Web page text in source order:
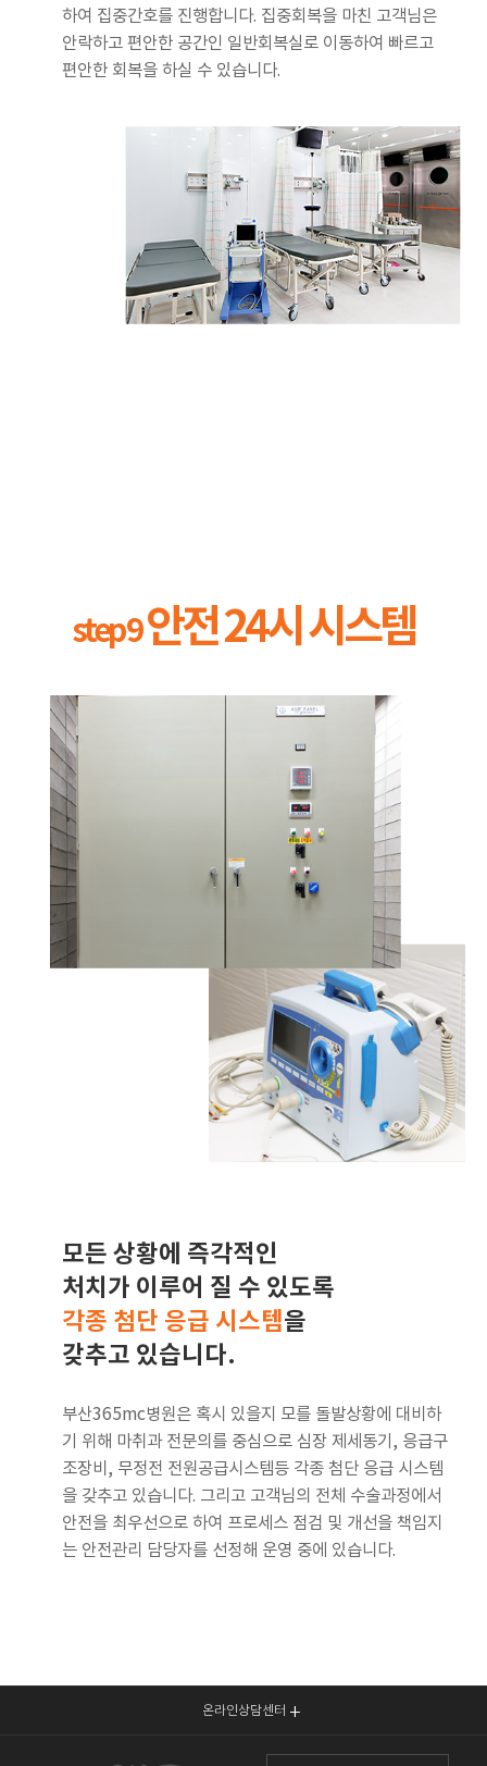
하여 집중간호를 진행합니다. 집중회복을 마친 고객님은
안락하고 편안한 공간인 일반회복실로 이동하여 빠르고
편안한 회복을 하실 수 있습니다.
step 9안전 24시 시스템
모든 상황에 즉각적인
처치가 이루어 질 수 있도록
각종 첨단 응급 시스템을
갖추고 있습니다.
부산365mc병원은 혹시 있을지 모를 돌발상황에 대비하
기 위해 마취과 전문의를 중심으로 심장 제세동기, 응급구
조장비, 무정전 전원공급시스템등 각종 첨단 응급 시스템
을 갖추고 있습니다. 그리고 고객님의 전체 수술과정에서
안전을 최우선으로 하여 프로세스 점검 및 개선을 책임지
는 안전관리 담당자를 선정해 운영 중에 있습니다.
온라인상담센터